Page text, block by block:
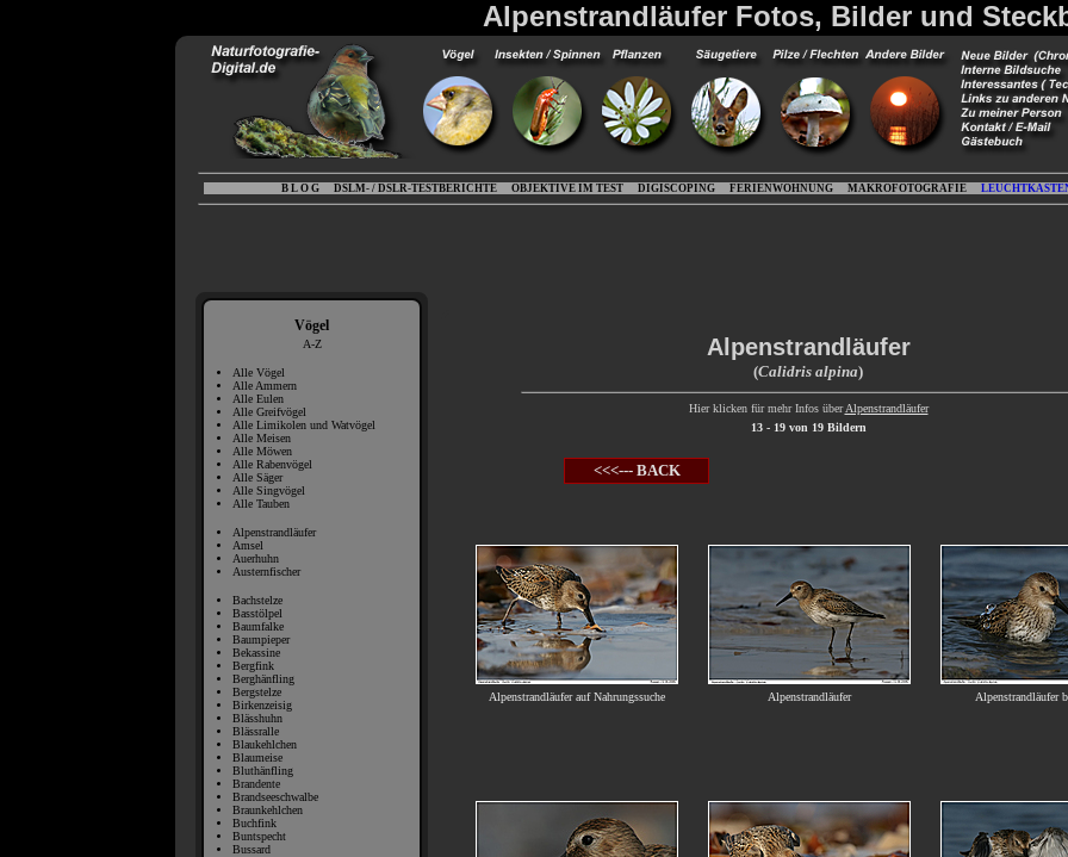
Alpenstrandläufer Fotos, Bilder und
B L O G DSLM- / DSLR-TESTBERICHTE OBJEKTIVE IM TEST DIGISCOPING FERIENWOHNUNG MAKROFOTOGRAFIE
Vögel
A-Z
Alle Vögel
Alle Ammern
Alle Eulen
Alle Greifvögel
Alle Limikolen und Watvögel
Alle Meisen
Alle Möwen
Alle Rabenvögel
Alle Säger
Alle Singvögel
Alle Tauben
Alpenstrandläufer
Amsel
Auerhuhn
Austernfischer
Bachstelze
Basstölpel
Baumfalke
Baumpieper
Bekassine
Bergfink
Berghänfling
Bergstelze
Birkenzeisig
Blässhuhn
Blässralle
Blaukehlchen
Blaumeise
Bluthänfling
Brandente
Brandseeschwalbe
Braunkehlchen
Buchfink
Buntspecht
Bussard
Alpenstrandläufer
(Calidris alpina)
Hier klicken für mehr Infos überAlpenstrandläufer
13 - 19 von 19 Bildern
<<<--- BACK
Alpenstrandläufer auf Nahrungssuche Alpenstrandläufer Alpenstrandläufer